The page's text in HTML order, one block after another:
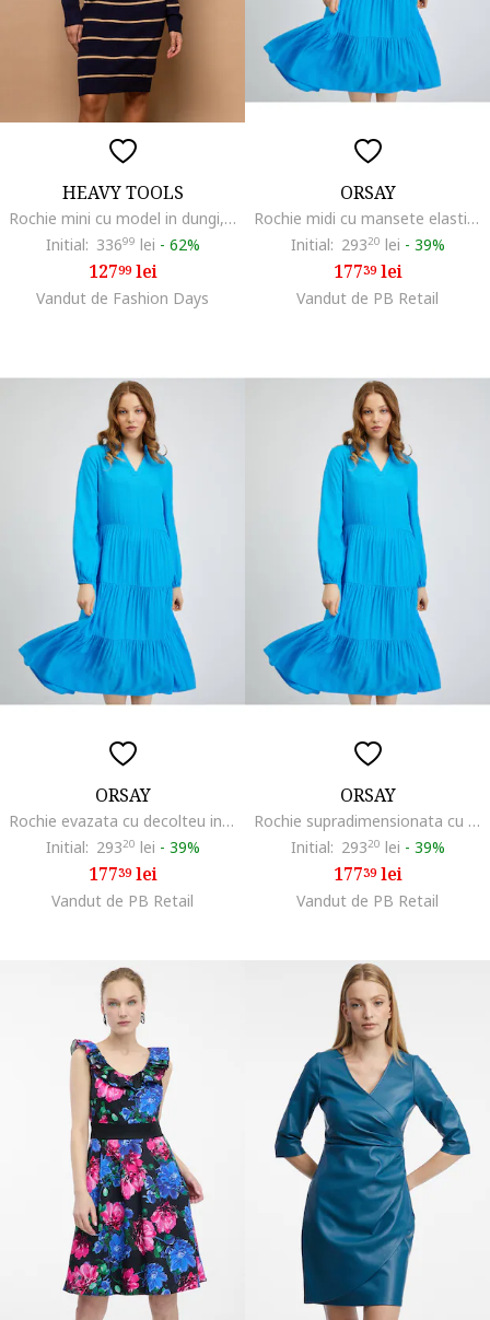
HEAVY TOOLS
Rochie mini cu model in dungi, Maro nisip/Bleumarin
Initial: 33699 lei - 62%
12799lei
Vandut de Fashion Days
ORSAY
Rochie midi cu mansete elastice,
Initial: 29320 lei - 39%
17739lei
Vandut de PB Retail
ORSAY
Rochie evazata cu decolteu in V,
Initial: 29320 lei - 39%
17739lei
Vandut de PB Retail
ORSAY
Rochie supradimensionata cu decolteu in V si maneci lungi,
Initial: 29320 lei - 39%
17739lei
Vandut de PB Retail